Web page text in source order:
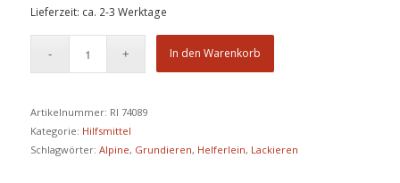
Lieferzeit: ca. 2-3 Werktage
In den Warenkorb
Artikelnummer: RI 74089
Kategorie: Hilfsmittel
Schlagwörter: Alpine, Grundieren, Helferlein, Lackieren